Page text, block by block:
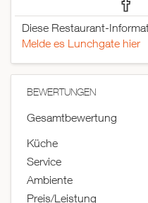
Diese Restaurant-
Melde es Lunchgate hier
BEWERTUNGEN
Gesamtbewertung
Küche
Service
Ambiente
Preis/Leistung